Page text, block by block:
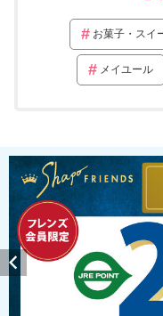
お菓子・スイ
メイユール